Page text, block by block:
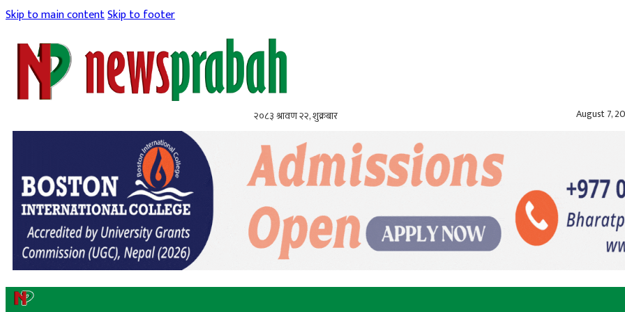
Skip to main contentSkip to footer
२०८३ श्रावण २२, शुक्रबार August 7,